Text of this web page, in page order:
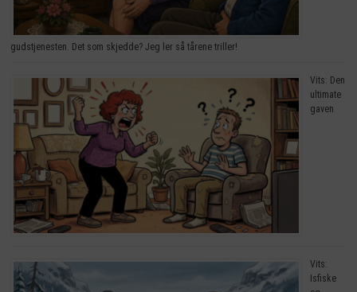
gudstjenesten. Det som skjedde? Jeg ler så tårene triller!
Vits: Den
ultimate
gaven
Vits:
Isfiske